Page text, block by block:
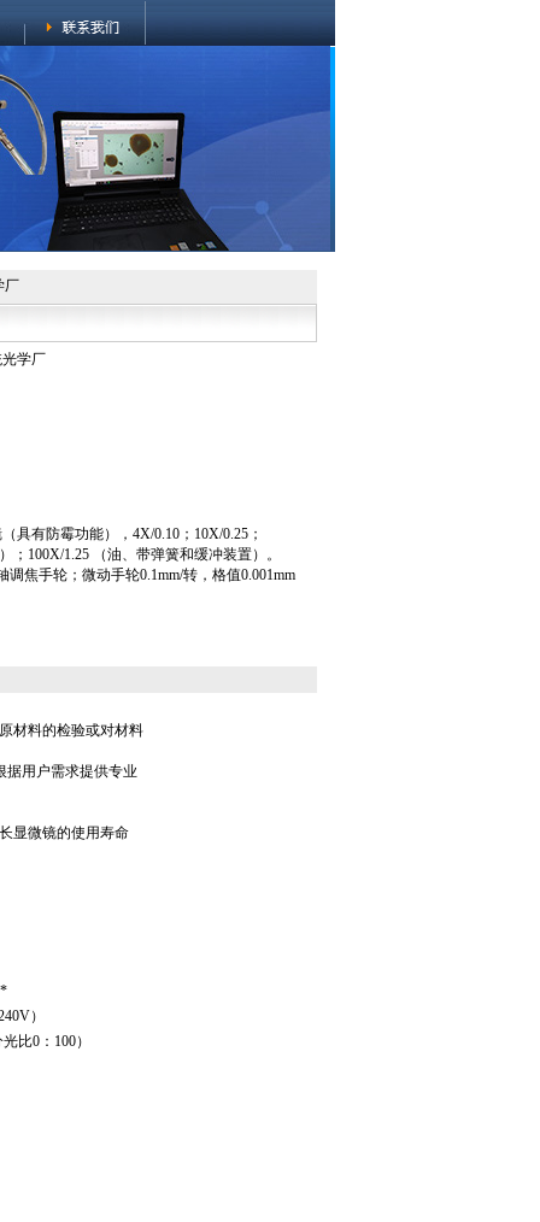
厂
学厂
具有防霉功能），4X/0.10；10X/0.25；
；100X/1.25 （油、带弹簧和缓冲装置）。
焦手轮；微动手轮0.1mm/转，格值0.001mm
材料的检验或对材料
据用户需求提供专业
显微镜的使用寿命
）
光比0 ： 100）